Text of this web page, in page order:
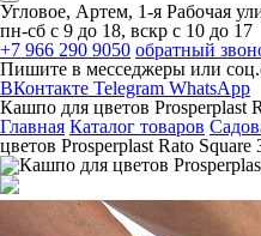
Угловое, Артем, ​1-я Рабочая
пн-сб с 9 до 18, вскр с 10 до 17
+7 966 290 9050 обратный
Пишите в месседжеры или
ВКонтакте Telegram WhatsApp
Кашпо для цветов Prosperplast
Главная Каталог товаров
цветов Prosperplast Rato